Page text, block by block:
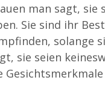
man sagt, sie
Sie sind ihr
solange
sie seien